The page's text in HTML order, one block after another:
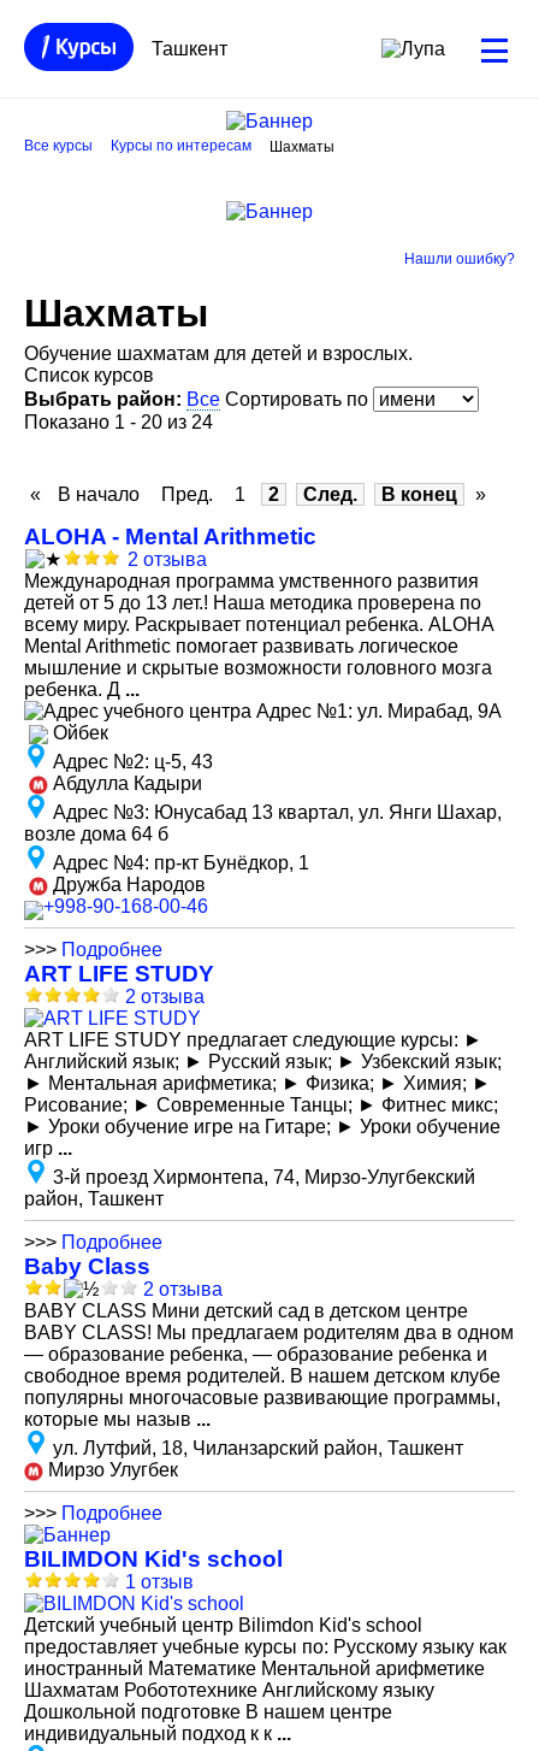
Ташкент
Все курсы Курсы по интересам Шахматы
Нашли ошибку?
Шахматы
Обучение шахматам для детей и взрослых.
Список курсов
Выбрать район: Все Сортировать по
Показано 1 - 20 из 24
« В начало Пред. 1 2 След. В конец »
ALOHA - Mental Arithmetic
2 отзыва
Международная программа умственного развития
детей от 5 до 13 лет.! Наша методика проверена по
всему миру. Раскрывает потенциал ребенка. ALOHA
Mental Arithmetic помогает развивать логическое
мышление и скрытые возможности головного мозга
ребенка. Д ...
Адрес №1: ул. Мирабад, 9А
Ойбек
Адрес №2: ц-5, 43
Абдулла Кадыри
Адрес №3: Юнусабад 13 квартал, ул. Янги Шахар,
возле дома 64 б
Адрес №4: пр-кт Бунёдкор, 1
Дружба Народов
+998-90-168-00-46
>>> Подробнее
ART LIFE STUDY
2 отзыва
ART LIFE STUDY предлагает следующие курсы: ►
Английский язык; ► Русский язык; ► Узбекский язык;
► Ментальная арифметика; ► Физика; ► Химия; ►
Рисование; ► Современные Танцы; ► Фитнес микс;
► Уроки обучение игре на Гитаре; ► Уроки обучение
игр ...
3-й проезд Хирмонтепа, 74, Мирзо-Улугбекский
район, Ташкент
>>> Подробнее
Baby Class
2 отзыва
BABY CLASS Мини детский сад в детском центре
BABY CLASS! Мы предлагаем родителям два в одном
— образование ребенка, — образование ребенка и
свободное время родителей. В нашем детском клубе
популярны многочасовые развивающие программы,
которые мы назыв ...
ул. Лутфий, 18, Чиланзарский район, Ташкент
Мирзо Улугбек
>>> Подробнее
BILIMDON Kid's school
1 отзыв
Детский учебный центр Bilimdon Kid's school
предоставляет учебные курсы по: Русскому языку как
иностранный Математике Ментальной арифметике
Шахматам Робототехнике Английскому языку
Дошкольной подготовке В нашем центре
индивидуальный подход к к ...